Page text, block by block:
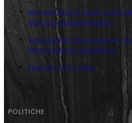
Arte astratta in casa: come
astratto all’arredamento
Scenografie immersive per
fiere e spazi in esperienze
Intervista a DJ Shiru
POLITICHE